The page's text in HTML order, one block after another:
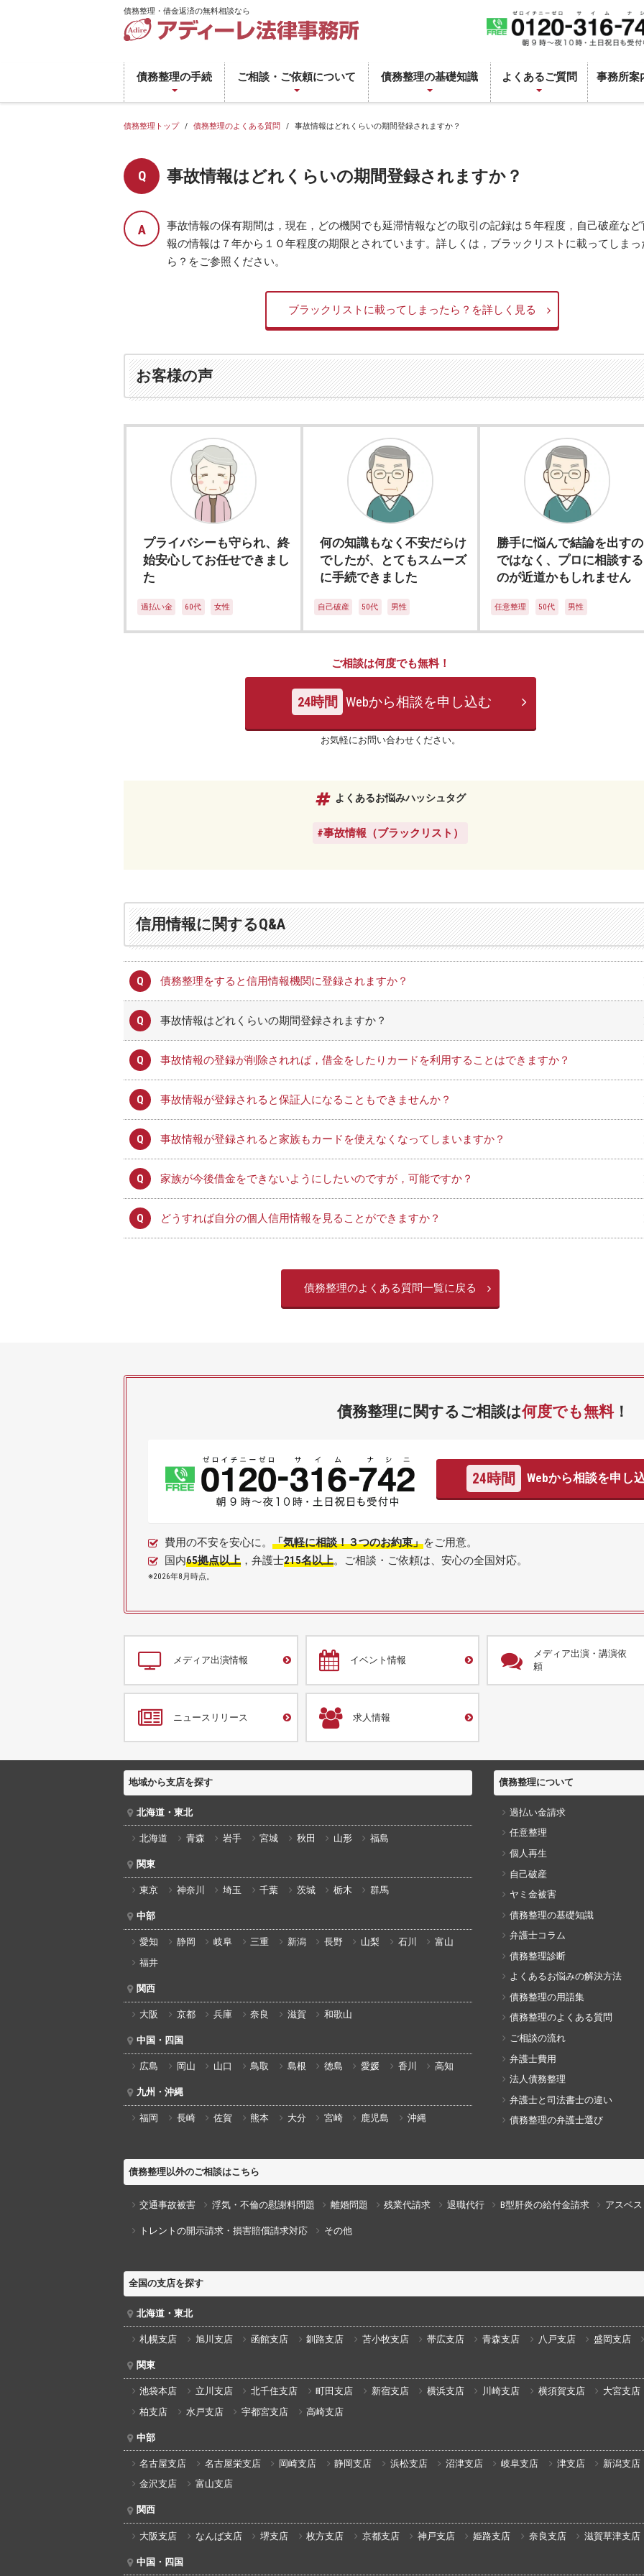
債務整理・借金返済の無料相談なら
務
整
理・
借
済
の
無
料
相
ィ
ー
レ
律
債務整理の手続 ご相談・ご依頼について 債務整理の基礎知識 よくあるご質問 事務所案
債務整理トップ 債務整理のよくある質問 事故情報はどれくらいの期間登録されますか？
事故情報はどれくらいの期間登録されますか？
事故情報の保有期間は，現在，どの機関でも延滞情報などの取引の記録は５年程度，自己破産など
報の情報は７年から１０年程度の期限とされています。詳しくは，ブラックリストに載ってしまっ
ら？をご参照ください。
ブラックリストに載ってしまったら？を詳しく見る
お客様の声
プライバシーも守られ、終
始安心してお任せできまし
た
過払い金 60代 女性
何の知識もなく不安だらけ
でしたが、とてもスムーズ
に手続できました
自己破産 50代 男性
勝手に悩んで結論を出すの
ではなく、プロに相談する
のが近道かもしれません
任意整理 50代 男性
ご相談は何度でも無料！
24時間 Webから相談を申し込む
お気軽にお問い合わせください。
よくあるお悩みハッシュタグ
#事故情報（ブラックリスト）
信用情報に関するQ&A
債務整理をすると信用情報機関に登録されますか？
事故情報はどれくらいの期間登録されますか？
事故情報の登録が削除されれば，借金をしたりカードを利用することはできますか？
事故情報が登録されると保証人になることもできませんか？
事故情報が登録されると家族もカードを使えなくなってしまいますか？
家族が今後借金をできないようにしたいのですが，可能ですか？
どうすれば自分の個人信用情報を見ることができますか？
債務整理のよくある質問一覧に戻る
債務整理に関するご相談は何度でも無料！
24時間 Webから相談を申し
費用の不安を安心に。 「気軽に相談！３つのお約束」をご用意。
国内65拠点以上，弁護士215名以上。ご相談・ご依頼は、安心の全国対応。
※2026年8月時点。
メディア出演情報 イベント情報
メディア出演・講演依
頼
ニュースリリース 求人情報
地域から支店を探す
北海道・東北
北海道 青森 岩手 宮城 秋田 山形 福島
関東
東京 神奈川 埼玉 千葉 茨城 栃木 群馬
中部
愛知 静岡 岐阜 三重 新潟 長野 山梨 石川
富山
福井
関西
大阪 京都 兵庫 奈良 滋賀 和歌山
中国・四国
広島 岡山 山口 鳥取 島根 徳島 愛媛 香川 高知
九州・沖縄
福岡 長崎 佐賀 熊本 大分 宮崎 鹿児島 沖縄
債務整理について
過払い金請求
任意整理
個人再生
自己破産
ヤミ金被害
債務整理の基礎知識
弁護士コラム
債務整理診断
よくあるお悩みの解決方法
債務整理の用語集
債務整理のよくある質問
ご相談の流れ
弁護士費用
法人債務整理
弁護士と司法書士の違い
債務整理の弁護士選び
債務整理以外のご相談はこちら
交通事故被害 浮気・不倫の慰謝料問題 離婚問題 残業代請求 退職代行 B型肝炎の給付金請求 アスベ
トレントの開示請求・損害賠償請求対応 その他
全国の支店を探す
北海道・東北
札幌支店 旭川支店 函館支店 釧路支店 苫小牧支店 帯広支店 青森支店 八戸支店 盛岡支店
関東
池袋本店 立川支店 北千住支店 町田支店 新宿支店 横浜支店 川崎支店 横須賀支店
大宮支店
柏支店
水戸支店 宇都宮支店 高崎支店
中部
名古屋支店 名古屋栄支店 岡崎支店 静岡支店 浜松支店 沼津支店 岐阜支店 津支店
新潟支店
金沢支店
富山支店
関西
大阪支店 なんば支店 堺支店 枚方支店 京都支店 神戸支店 姫路支店 奈良支店 滋賀草津支店
中国・四国